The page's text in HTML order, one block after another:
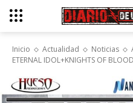
Inicio Actualidad Noticias
ETERNAL IDOL+KNIGHTS OF